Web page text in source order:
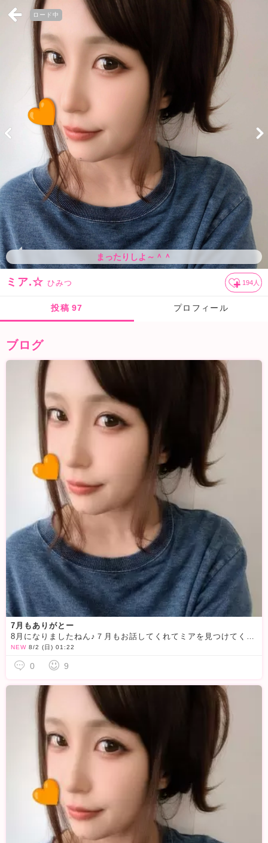
ロード中
まったりしよ～＾＾
ミア.☆ ひみつ 194 人
投稿 97 プロフィール
ブログ
7月もありがとー
8月になりましたねん♪７月もお話してくれてミアを見つけてくれてたくさんありがとう
NEW 8/2 (日) 01:22
0 9